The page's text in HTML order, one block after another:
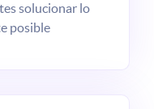
solucionar lo
posible